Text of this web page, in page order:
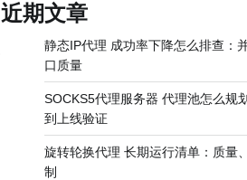
近期文章
静态IP代理 成功率下降怎么排查：
口质量
SOCKS5代理服务器 代理池怎么规
到上线验证
旋转轮换代理 长期运行清单：质量
制